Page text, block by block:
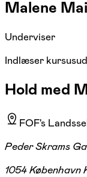
Malene
Underviser
Indlæser
Hold med
FOF's
Peder Skrams
1054 København